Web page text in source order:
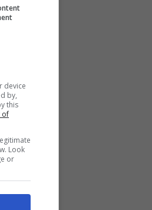
di
device
by,
this
of
Look
or